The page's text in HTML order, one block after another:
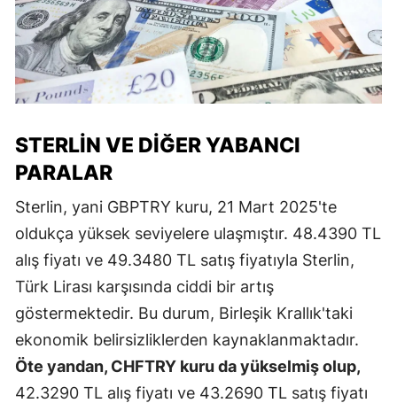
STERLIN VE DIĞER YABANCI
PARALAR
Sterlin, yani GBPTRY kuru, 21 Mart 2025'te
oldukça yüksek seviyelere ulaşmıştır. 48.4390 TL
alış fiyatı ve 49.3480 TL satış fiyatıyla Sterlin,
Türk Lirası karşısında ciddi bir artış
göstermektedir. Bu durum, Birleşik Krallık'taki
ekonomik belirsizliklerden kaynaklanmaktadır.
Öte yandan, CHFTRY kuru da yükselmiş olup,
42.3290 TL alış fiyatı ve 43.2690 TL satış fiyatı